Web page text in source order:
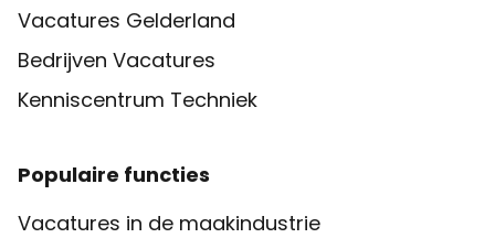
Vacatures Gelderland
Bedrijven Vacatures
Kenniscentrum Techniek
Populaire functies
Vacatures in de maakindustrie